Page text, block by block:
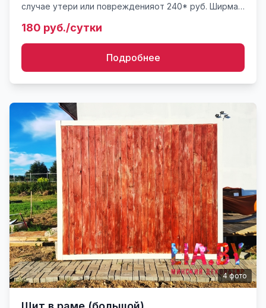
случае утери или поврежденияот 240* руб. Ширма
Оригинальная ширма ...
180 руб./сутки
Подробнее
4фото